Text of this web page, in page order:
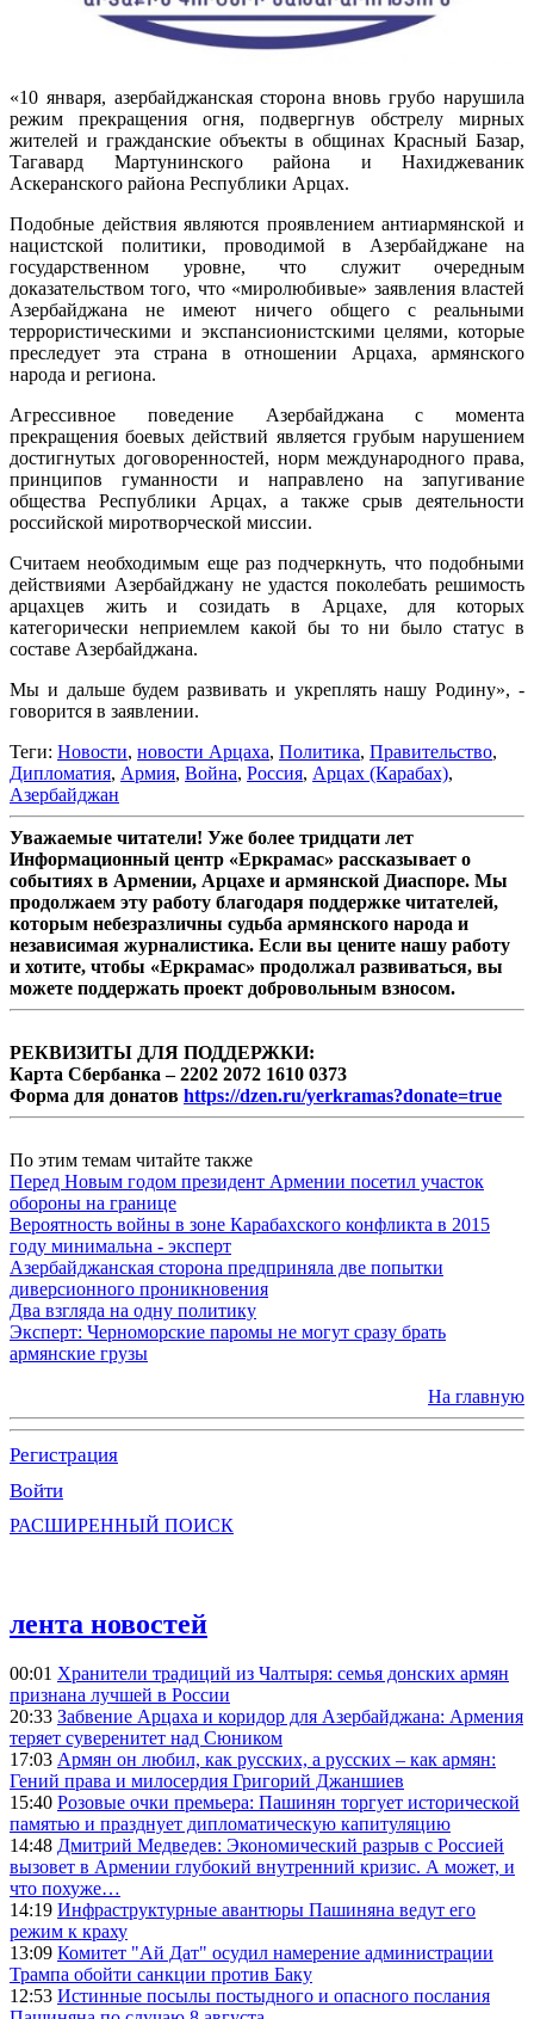
«10 января, азербайджанская сторона вновь грубо нарушила
режим прекращения огня, подвергнув обстрелу мирных
жителей и гражданские объекты в общинах Красный Базар,
Тагавард Мартунинского района и Нахиджеваник
Аскеранского района Республики Арцах.
Подобные действия являются проявлением антиармянской и
нацистской политики, проводимой в Азербайджане на
государственном уровне, что служит очередным
доказательством того, что «миролюбивые» заявления властей
Азербайджана не имеют ничего общего с реальными
террористическими и экспансионистскими целями, которые
преследует эта страна в отношении Арцаха, армянского
народа и региона.
Агрессивное поведение Азербайджана с момента
прекращения боевых действий является грубым нарушением
достигнутых договоренностей, норм международного права,
принципов гуманности и направлено на запугивание
общества Республики Арцах, а также срыв деятельности
российской миротворческой миссии.
Считаем необходимым еще раз подчеркнуть, что подобными
действиями Азербайджану не удастся поколебать решимость
арцахцев жить и созидать в Арцахе, для которых
категорически неприемлем какой бы то ни было статус в
составе Азербайджана.
Мы и дальше будем развивать и укреплять нашу Родину», -
говорится в заявлении.
Теги: Новости, новости Арцаха, Политика, Правительство,
Дипломатия, Армия, Война, Россия, Арцах (Карабах),
Азербайджан
Уважаемые читатели! Уже более тридцати лет
Информационный центр «Еркрамас» рассказывает о
событиях в Армении, Арцахе и армянской Диаспоре. Мы
продолжаем эту работу благодаря поддержке читателей,
которым небезразличны судьба армянского народа и
независимая журналистика. Если вы цените нашу работу
и хотите, чтобы «Еркрамас» продолжал развиваться, вы
можете поддержать проект добровольным взносом.
РЕКВИЗИТЫ ДЛЯ ПОДДЕРЖКИ:
Карта Сбербанка – 2202 2072 1610 0373
Форма для донатов https://dzen.ru/yerkramas?donate=true
По этим темам читайте также
Перед Новым годом президент Армении посетил участок
обороны на границе
Вероятность войны в зоне Карабахского конфликта в 2015
году минимальна - эксперт
Азербайджанская сторона предприняла две попытки
диверсионного проникновения
Два взгляда на одну политику
Эксперт: Черноморские паромы не могут сразу брать
армянские грузы
На главную
Регистрация
Войти
РАСШИРЕННЫЙ ПОИСК
лента новостей
00:01 Хранители традиций из Чалтыря: семья донских армян
признана лучшей в России
20:33 Забвение Арцаха и коридор для Азербайджана: Армения
теряет суверенитет над Сюником
17:03 Армян он любил, как русских, а русских – как армян:
Гений права и милосердия Григорий Джаншиев
15:40 Розовые очки премьера: Пашинян торгует исторической
памятью и празднует дипломатическую капитуляцию
14:48 Дмитрий Медведев: Экономический разрыв с Россией
вызовет в Армении глубокий внутренний кризис. А может, и
что похуже…
14:19 Инфраструктурные авантюры Пашиняна ведут его
режим к краху
13:09 Комитет "Ай Дат" осудил намерение администрации
Трампа обойти санкции против Баку
12:53 Истинные посылы постыдного и опасного послания